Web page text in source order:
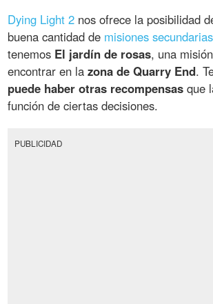
Dying Light 2 nos ofrece la posibilidad
buena cantidad de misiones secundarias
tenemos El jardín de rosas, una
encontrar en lazona de Quarry End.
puede haber otras recompensas que
función de ciertas decisiones.
PUBLICIDAD